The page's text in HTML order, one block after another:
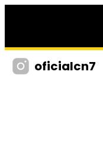
oficialcn7